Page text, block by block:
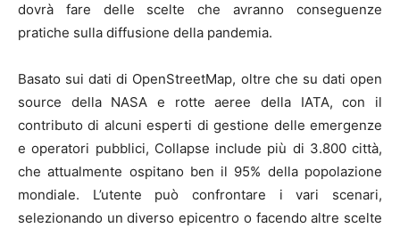
dovrà fare delle scelte che avranno conseguenze
pratiche sulla diffusione della pandemia.
Basato sui dati di OpenStreetMap, oltre che su dati open
source della NASA e rotte aeree della IATA, con il
contributo di alcuni esperti di gestione delle emergenze
e operatori pubblici, Collapse include più di 3.800 città,
che attualmente ospitano ben il 95% della popolazione
mondiale. L’utente può confrontare i vari scenari,
selezionando un diverso epicentro o facendo altre scelte